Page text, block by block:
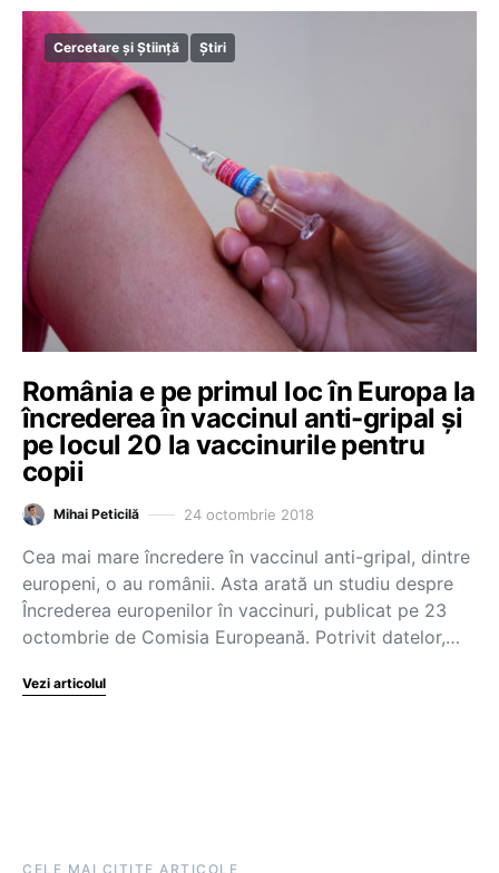
Cercetare și Știință Știri
România e pe primul loc în Europa la
încrederea în vaccinul anti-gripal și
pe locul 20 la vaccinurile pentru
copii
Mihai Peticilă 24 octombrie 2018
Cea mai mare încredere în vaccinul anti-gripal, dintre
europeni, o au românii. Asta arată un studiu despre
Încrederea europenilor în vaccinuri, publicat pe 23
octombrie de Comisia Europeană. Potrivit datelor,…
Vezi articolul
CELE MAI CITITE ARTICOLE